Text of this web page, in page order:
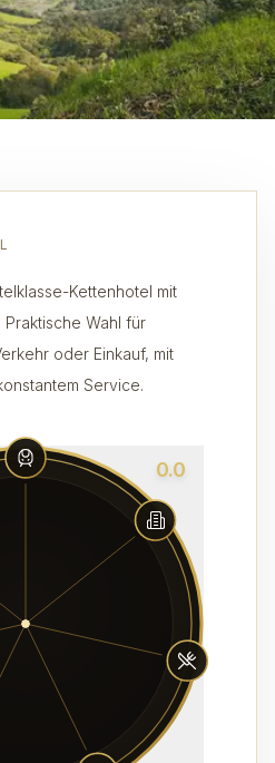
Kettenhotel mit
Praktische Wahl für
oder Einkauf, mit
Service.
0.0